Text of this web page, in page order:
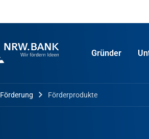
Gründer
Förderung Förderprodukte